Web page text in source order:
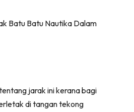
jarak ini kerana bagi
di tangan tekong